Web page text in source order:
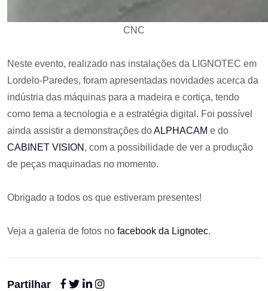
CNC
Neste evento, realizado nas instalações da LIGNOTEC em
Lordelo-Paredes, foram apresentadas novidades acerca da
indústria das máquinas para a madeira e cortiça, tendo
como tema a tecnologia e a estratégia digital. Foi possível
ainda assistir a demonstrações doALPHACAM e do
CABINET VISION , com a possibilidade de ver a produção
de peças maquinadas no momento.
Obrigado a todos os que estiveram presentes!
Veja a galeria de fotos no facebook da Lignotec.
Partilhar